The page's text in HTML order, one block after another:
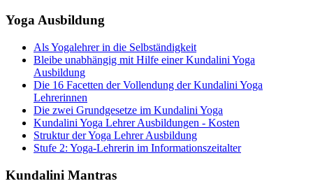
Yoga Ausbildung
Als Yogalehrer in die Selbständigkeit
Bleibe unabhängig mit Hilfe einer Kundalini Yoga
Ausbildung
Die 16 Facetten der Vollendung der Kundalini Yoga
Lehrerinnen
Die zwei Grundgesetze im Kundalini Yoga
Kundalini Yoga Lehrer Ausbildungen - Kosten
Struktur der Yoga Lehrer Ausbildung
Stufe 2: Yoga-Lehrerin im Informationszeitalter
Kundalini Mantras